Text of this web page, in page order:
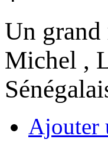
Un
Michel ,
Ajouter